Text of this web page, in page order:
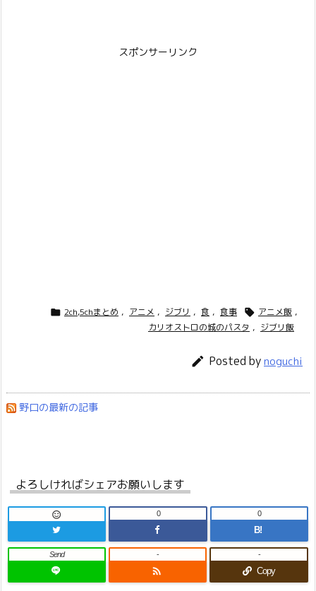
スポンサーリンク
 2ch,5chまとめ , アニメ , ジブリ , 食 , 食事  アニメ飯 ,
カリオストロの城のパスタ , ジブリ飯
 Posted bynoguchi
野口の最新の記事
よろしければシェアお願いします
 0
B!
0
Send

-
Copy
-